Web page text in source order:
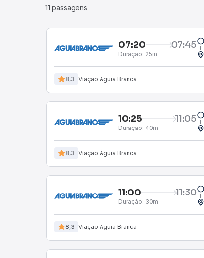
11 passagens
07:20 07:45
Duração: 25m
8,3 Viação Águia Branca
10:25 11:05
Duração: 40m
8,3 Viação Águia Branca
11:00 11:30
Duração: 30m
8,3 Viação Águia Branca